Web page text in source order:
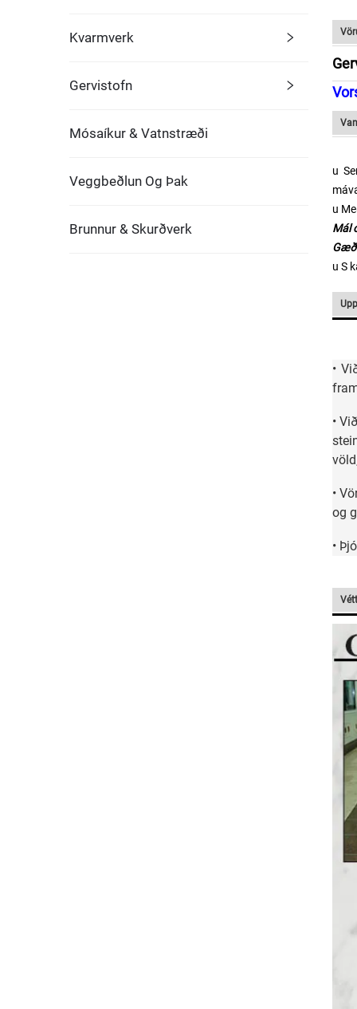
Kvarmverk
Gervistofn
Mósaíkur & Vatnstræði
Veggbeðlun Og Þak
Brunnur & Skurðverk
u
u
Mál
u S
•
•
•
og
•